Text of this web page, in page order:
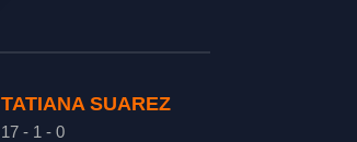
TATIANA SUAREZ
17 - 1 - 0